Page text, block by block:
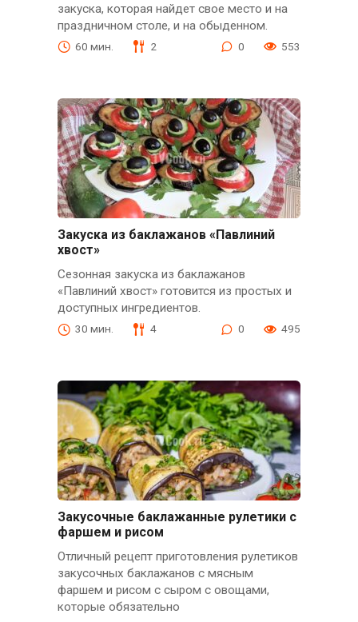
закуска, которая найдет свое место и на
праздничном столе, и на обыденном.
60 мин. 2 0 553
Закуска из баклажанов «Павлиний
хвост»
Сезонная закуска из баклажанов
«Павлиний хвост» готовится из простых и
доступных ингредиентов.
30 мин. 4 0 495
Закусочные баклажанные рулетики с
фаршем и рисом
Отличный рецепт приготовления рулетиков
закусочных баклажанов с мясным
фаршем и рисом с сыром с овощами,
которые обязательно